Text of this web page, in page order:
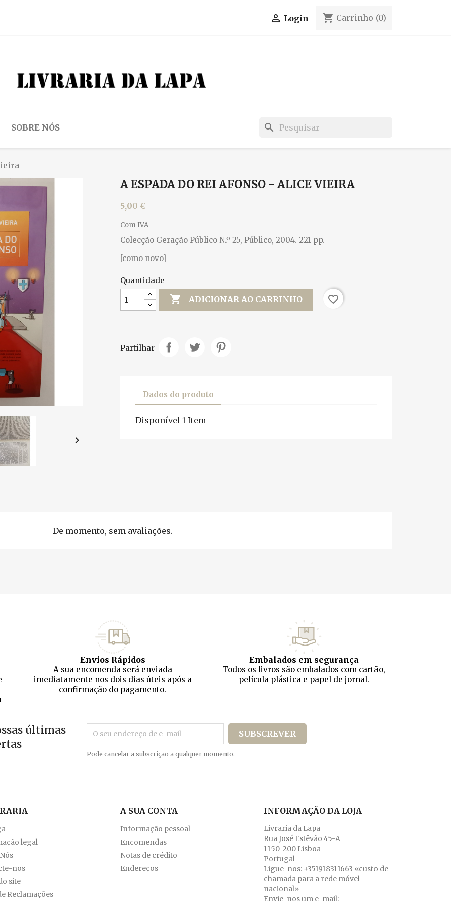
 Login shopping_cart Carrinho (0)
SOBRE NÓS search

A ESPADA DO REI AFONSO - ALICE VIEIRA
5,00 €
Com IVA
Colecção Geração Público N.º 25, Público, 2004. 221 pp.
[como novo]
Quantidade
 ADICIONAR AO CARRINHO favorite_border
Partilhar
Dados do produto
Disponível 1 Item
De momento, sem avaliações.
Envios Rápidos
A sua encomenda será enviada
imediatamente nos dois dias úteis após a
confirmação do pagamento.
Embalados em segurança
Todos os livros são embalados com cartão,
película plástica e papel de jornal.
últimas
Pode cancelar a subscrição a qualquer momento.
legal
nos
site
Reclamações
A SUA CONTA
Informação pessoal
Encomendas
Notas de crédito
Endereços
INFORMAÇÃO DA LOJA
Livraria da Lapa
Rua José Estêvão 45-A
1150-200 Lisboa
Portugal
Ligue-nos: +351918311663 «custo de
chamada para a rede móvel
nacional»
Envie-nos um e-mail: